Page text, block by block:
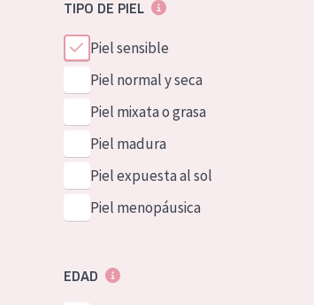
TIPO DE PIEL
Piel sensible
Piel normal y seca
Piel mixata o grasa
Piel madura
Piel expuesta al sol
Piel menopáusica
EDAD